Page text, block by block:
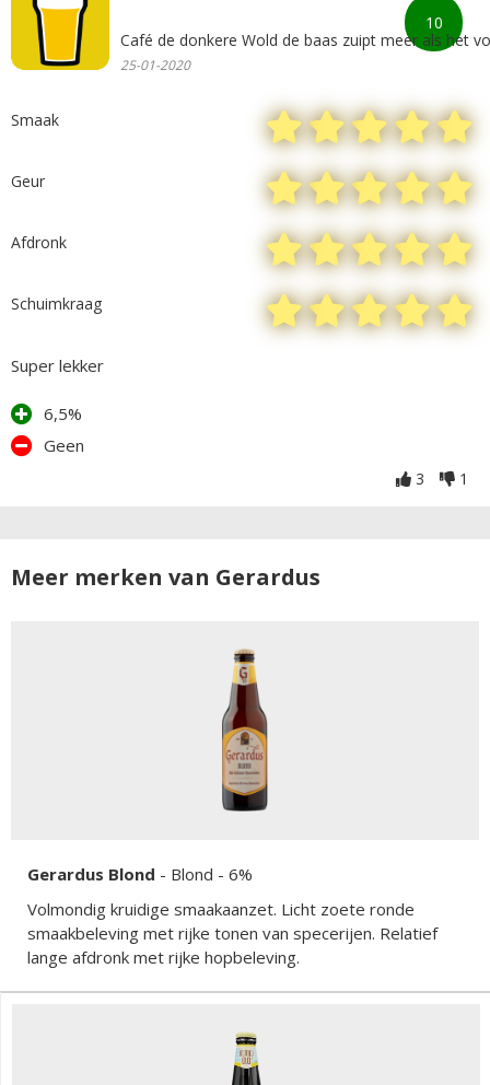
10
Café de donkere Wold de baas zuipt meer als het
25-01-2020
Smaak
Geur
Afdronk
Schuimkraag
Super lekker
6,5%
Geen
3 1
Meer merken van Gerardus
Gerardus Blond - Blond - 6%
Volmondig kruidige smaakaanzet. Licht zoete ronde
smaakbeleving met rijke tonen van specerijen. Relatief
lange afdronk met rijke hopbeleving.